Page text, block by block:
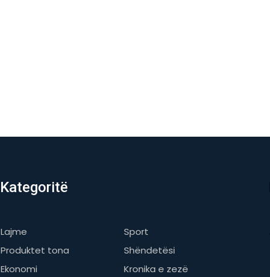
Kategoritë
Lajme
Sport
Produktet tona
Shëndetësi
Ekonomi
Kronika e zezë